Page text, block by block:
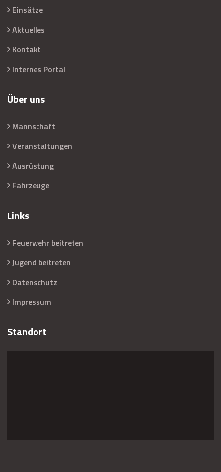
Einsätze
Aktuelles
Kontakt
Internes Portal
Über uns
Mannschaft
Veranstaltungen
Ausrüstung
Fahrzeuge
Links
Feuerwehr beitreten
Jugend beitreten
Datenschutz
Impressum
Standort